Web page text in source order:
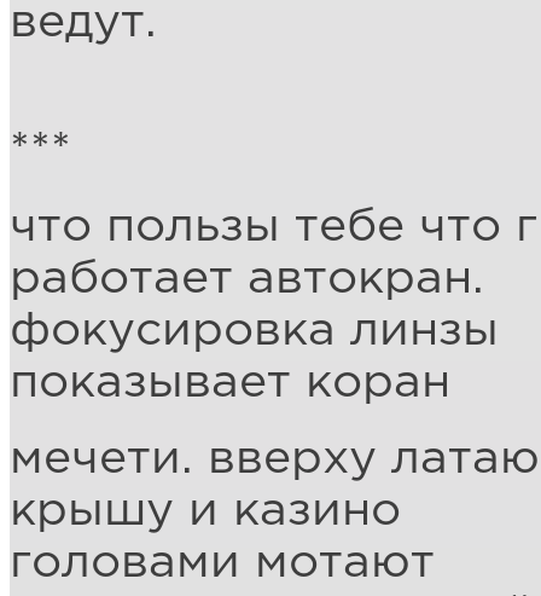
ведут.
***
что пользы тебе что
работает автокран.
фокусировка линзы
показывает коран
мечети. вверху
крышу и казино
головами мотают